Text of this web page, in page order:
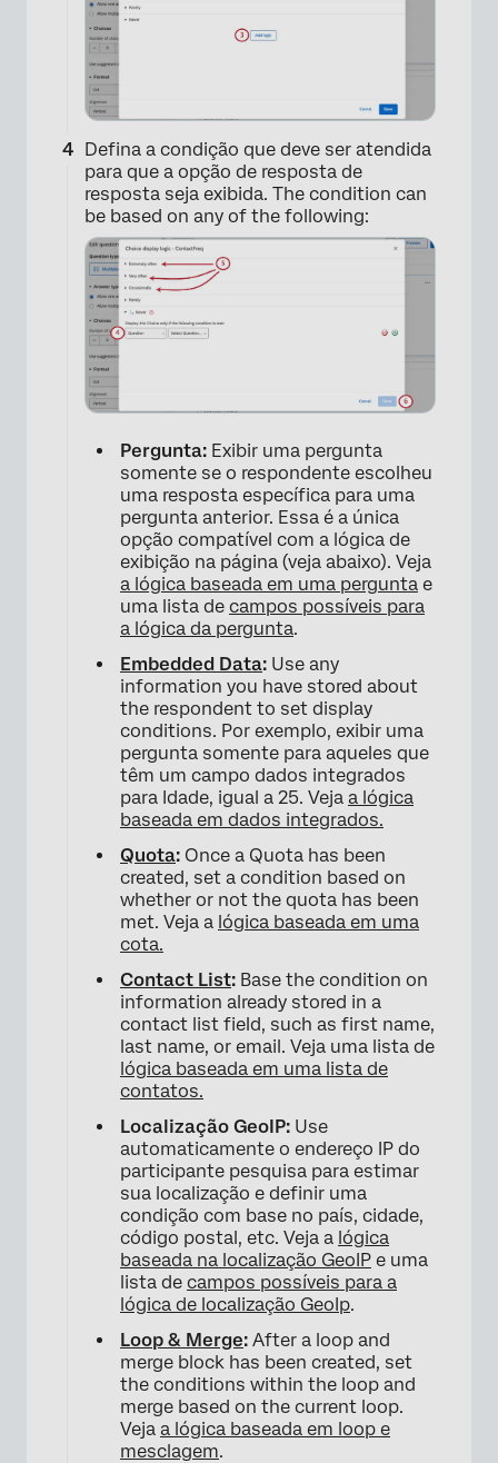
×
Defina a condição que deve ser atendida
para que a opção de resposta de
resposta seja exibida. The condition can
be based on any of the following:
×
Pergunta: Exibir uma pergunta
somente se o respondente escolheu
uma resposta específica para uma
pergunta anterior. Essa é a única
opção compatível com a lógica de
exibição na página (veja abaixo). Veja
a lógica baseada em uma pergunta e
uma lista de campos possíveis para
a lógica da pergunta.
Embedded Data: Use any
information you have stored about
the respondent to set display
conditions. Por exemplo, exibir uma
pergunta somente para aqueles que
têm um campo dados integrados
para Idade, igual a 25. Veja a lógica
baseada em dados integrados.
Quota: Once a Quota has been
created, set a condition based on
whether or not the quota has been
met. Veja a lógica baseada em uma
cota.
Contact List: Base the condition on
information already stored in a
contact list field, such as first name,
last name, or email. Veja uma lista de
lógica baseada em uma lista de
contatos.
Localização GeoIP: Use
automaticamente o endereço IP do
participante pesquisa para estimar
sua localização e definir uma
condição com base no país, cidade,
código postal, etc. Veja a lógica
baseada na localização GeoIP e uma
lista de campos possíveis para a
lógica de localização GeoIp.
Loop & Merge: After a loop and
merge block has been created, set
the conditions within the loop and
merge based on the current loop.
Veja a lógica baseada em loop e
mesclagem.